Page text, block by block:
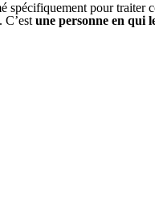
spécifiquement pour traiter
C’estune personne en qui